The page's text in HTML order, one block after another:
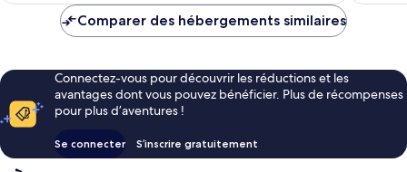
de
Comparer des hébergements similaires
Connectez-vous pour découvrir les réductions et les
avantages dont vous pouvez bénéficier. Plus de récompenses
pour plus d’aventures !
Se connecter S’inscrire gratuitement